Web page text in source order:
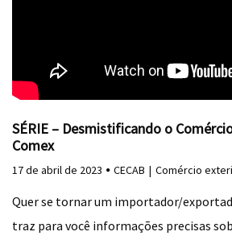
SÉRIE – Desmistificando o
Comex
17 de abril de 2023 CECAB Comércio
Quer se tornar um importador/
traz para você informações precisas